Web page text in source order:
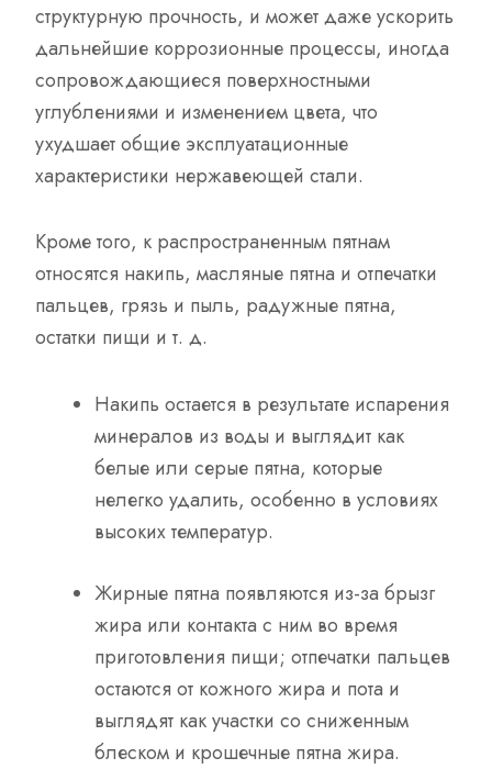
структурную прочность, и может даже ускорить
дальнейшие коррозионные процессы, иногда
сопровождающиеся поверхностными
углублениями и изменением цвета, что
ухудшает общие эксплуатационные
характеристики нержавеющей стали.
Кроме того, к распространенным пятнам
относятся накипь, масляные пятна и отпечатки
пальцев, грязь и пыль, радужные пятна,
остатки пищи и т. д.
Накипь остается в результате испарения
минералов из воды и выглядит как
белые или серые пятна, которые
нелегко удалить, особенно в условиях
высоких температур.
Жирные пятна появляются из-за брызг
жира или контакта с ним во время
приготовления пищи; отпечатки пальцев
остаются от кожного жира и пота и
выглядят как участки со сниженным
блеском и крошечные пятна жира.